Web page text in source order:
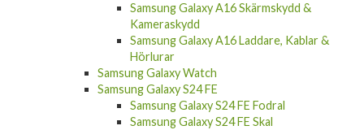
Samsung Galaxy A16 Skärmskydd &
Kameraskydd
Samsung Galaxy A16 Laddare, Kablar &
Hörlurar
Samsung Galaxy Watch
Samsung Galaxy S24 FE
Samsung Galaxy S24 FE Fodral
Samsung Galaxy S24 FE Skal